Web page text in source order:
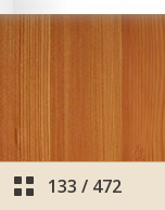
133 / 472